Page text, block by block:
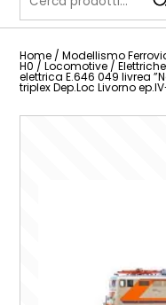
Home /Modellismo
H0 /Locomotive /Elettriche
elettrica E.646 049 livrea
triplex Dep.Loc Livorno